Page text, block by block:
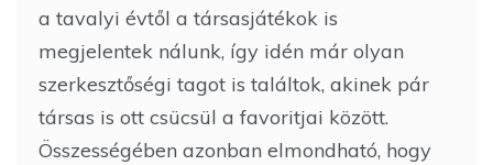
a tavalyi évtől a társasjátékok is
megjelentek nálunk, így idén már olyan
szerkesztőségi tagot is találtok, akinek pár
társas is ott csücsül a favoritjai között.
Összességében azonban elmondható, hogy